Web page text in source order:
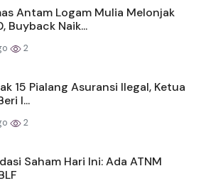
Antam Logam Mulia Melonjak
Buyback Naik...
2
15 Pialang Asuransi Ilegal, Ketua
I...
2
Saham Hari Ini: Ada ATNM